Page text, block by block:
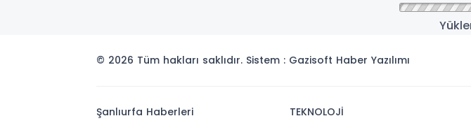
© 2026 Tüm hakları saklıdır. Sistem : Gazisoft Haber Yazılımı
Şanlıurfa Haberleri
TEKNOLOJİ